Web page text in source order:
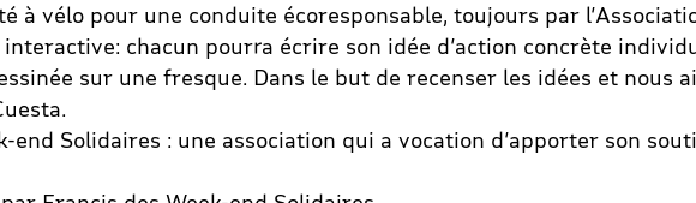
à vélo pour une conduite écoresponsable, toujours par
chacun pourra écrire son idée d’action concrète
sur une fresque. Dans le but de recenser les idées et nous
end Solidaires : une association qui a vocation d’apporter son